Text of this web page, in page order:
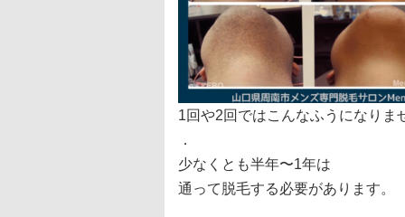
1回や2回ではこんなふうになりま
．
少なくとも半年〜1年は
通って脱毛する必要があります。